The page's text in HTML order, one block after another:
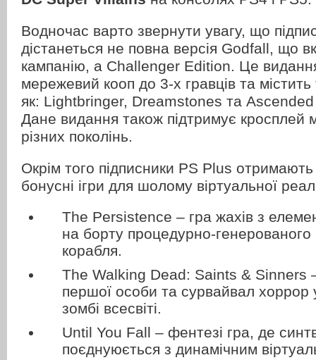
Водночас варто звернути увагу, що
дістанеться не повна версія Godfall, що
кампанію, а Challenger Edition. Це
мережевий кооп до 3-х гравців та
як: Lightbringer, Dreamstones та
Дане видання також підтримує кросплей
різних поколінь.
Окрім того підписники PS Plus
бонусні ігри для шолому віртуальної
The Persistence – гра жахів з
на борту процедурно-генерованого
корабля.
The Walking Dead: Saints & Sinners
першої особи та сурвайвал хоррор
зомбі всесвіті.
Until You Fall – фентезі гра, де
поєднуюється з динамічним